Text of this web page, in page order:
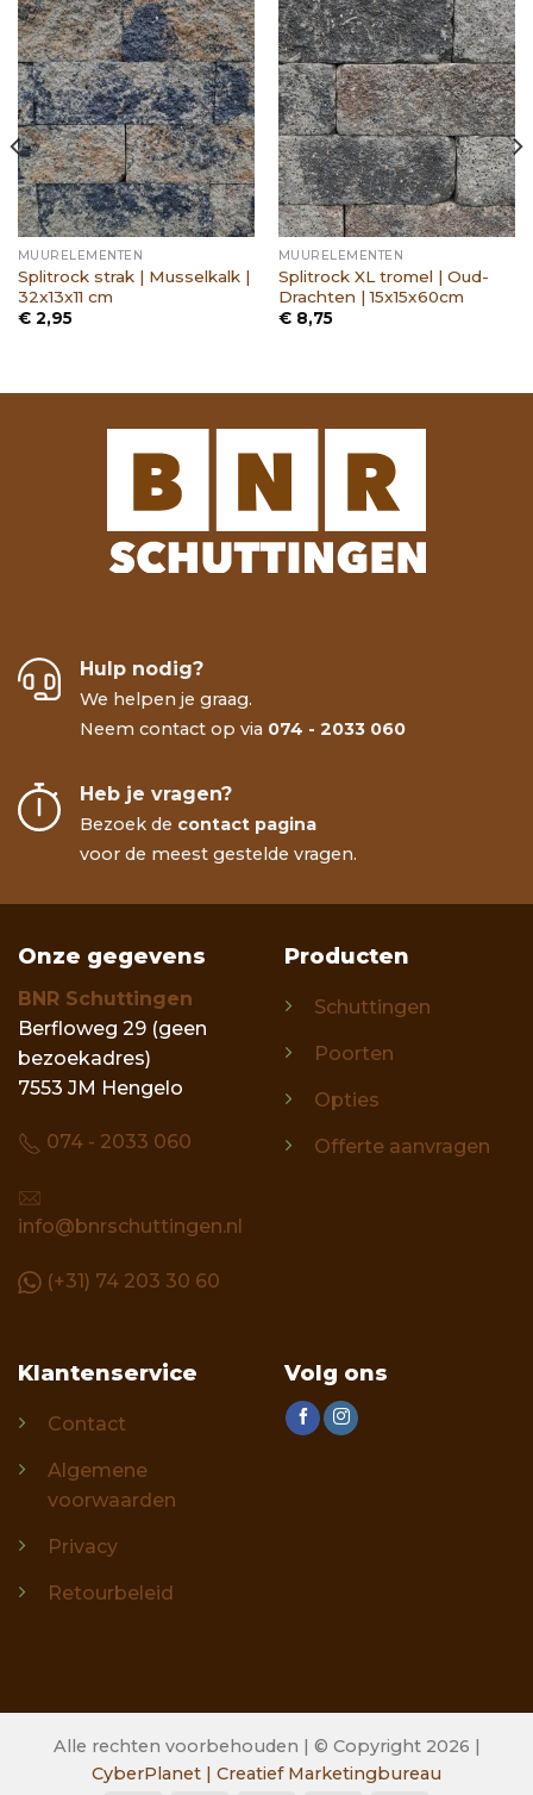
MUURELEMENTEN
Splitrock strak | Musselkalk |
32x13x11 cm
€2,95
MUURELEMENTEN
Splitrock XL tromel | Oud-
Drachten | 15x15x60cm
€8,75
Hulp nodig?
We helpen je graag.
Neem contact op via 074 - 2033 060
Heb je vragen?
Bezoek de contact pagina
voor de meest gestelde vragen.
Onze gegevens
BNR Schuttingen
Berfloweg 29 (geen
bezoekadres)
7553 JM Hengelo
074 - 2033 060
info@bnrschuttingen.nl
(+31) 74 203 30 60
Producten
Schuttingen
Poorten
Opties
Offerte aanvragen
Klantenservice
Contact
Algemene
voorwaarden
Privacy
Retourbeleid
Volg ons
Alle rechten voorbehouden | © Copyright 2026 |
CyberPlanet | Creatief Marketingbureau